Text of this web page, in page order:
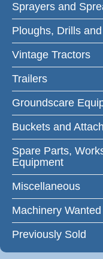
Sprayers and
Ploughs, Drills
Vintage Tractors
Trailers
Groundscare
Buckets and
Spare Parts,
Equipment
Miscellaneous
Machinery
Previously Sold